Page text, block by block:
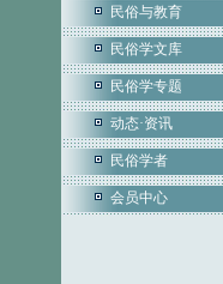
民俗与教育
民俗学文库
民俗学专题
动态·资讯
民俗学者
会员中心